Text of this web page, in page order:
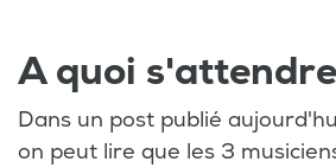
A quoi
Dans un post publié
on peut lire que les 3